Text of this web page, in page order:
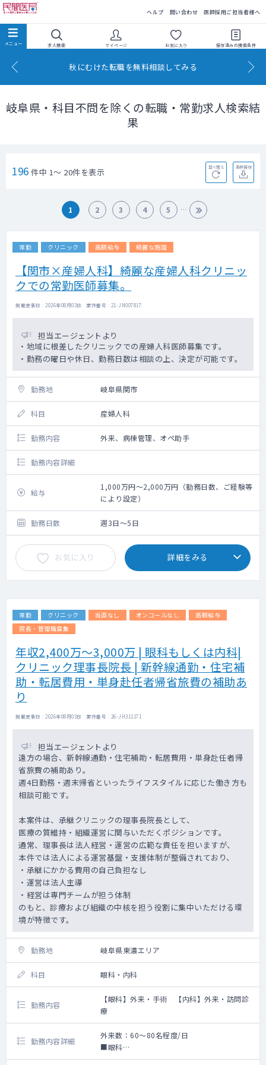
ヘルプ 問い合わせ 医師採用ご担当者様へ
求人検索 マイページ お気に入り 保存済みの検索条件
秋にむけた転職を無料相談してみる
岐阜県・科目不問を除くの転職・常勤求人検索結
果
196 件中 1～ 20件を表示 並べ替え 条件保存
1 2 3 4 5
常勤 クリニック 高額給与 綺麗な施設
【関市×産婦人科】綺麗な産婦人科クリニッ
クでの常勤医師募集。
掲載更新日 : 2026年08月03日 案件番号 : 21-JN007817
担当エージェントより
・地域に根差したクリニックでの産婦人科医師募集です。
・勤務の曜日や休日、勤務日数は相談の上、決定が可能です。
勤務地 岐阜県関市
科目 産婦人科
勤務内容 外来、病棟管理、オペ助手
勤務内容詳細
給与
1,000万円～2,000万円（勤務日数、ご経験等
により設定）
勤務日数 週3日～5日
お気に入り 詳細をみる
常勤 クリニック 当直なし オンコールなし
高額給与
院長・管理職募集
年収2,400万～3,000万 | 眼科もしくは内科|
クリニック理事長院長 | 新幹線通勤・住宅補
助・転居費用・単身赴任者帰省旅費の補助あ
り
掲載更新日 : 2026年08月03日 案件番号 : 26-JH311171
担当エージェントより
遠方の場合、新幹線通勤・住宅補助・転居費用・単身赴任者帰
省旅費の補助あり。
週4日勤務・週末帰省といったライフスタイルに応じた働き方も
相談可能です。
本案件は、承継クリニックの理事長院長として、
医療の質維持・組織運営に関与いただくポジションです。
通常、理事長は法人経営・運営の広範な責任を担いますが、
本件では法人による運営基盤・支援体制が整備されており、
・承継にかかる費用の自己負担なし
・運営は法人主導
・経営は専門チームが担う体制
のもと、診療および組織の中核を担う役割に集中いただける環
境が特徴です。
勤務地 岐阜県東濃エリア
科目 眼科・内科
勤務内容
【眼科】外来・手術 【内科】外来・訪問診
療
勤務内容詳細
外来数：60～80名程度/日
■眼科
・外来：60～80人程度/日(時期により変動)